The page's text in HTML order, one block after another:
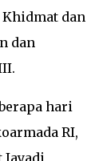
Khidmat dan
dan
hari
RI,
Jayadi